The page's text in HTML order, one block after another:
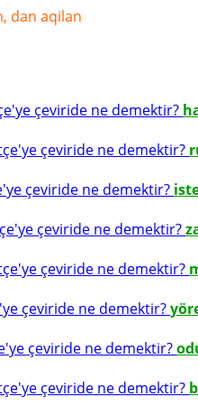
dan aqilan
çeviride ne demektir?
çeviride ne demektir?
çeviride ne demektir?
çeviride ne demektir?
çeviride ne demektir?
çeviride ne demektir?
çeviride ne demektir?
çeviride ne demektir?